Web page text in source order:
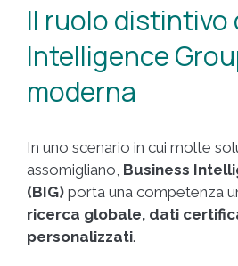
Il ruolo distintivo
Intelligence
moderna
In uno scenario in cui molte
assomigliano, Business
(BIG) porta una competenza
ricerca globale, dati
personalizzati.